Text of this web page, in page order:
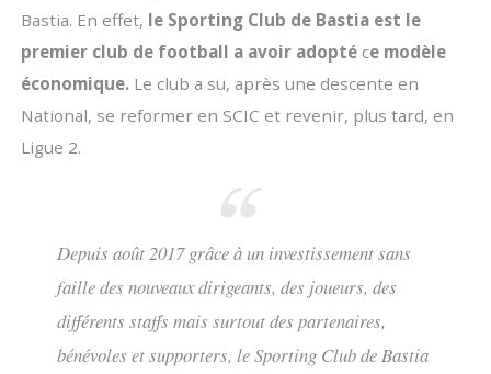
Bastia. En effet, le Sporting Club de Bastia est le
premier club de football a avoir adopté ce modèle
économique. Le club a su, après une descente en
National, se reformer en SCIC et revenir, plus tard, en
Ligue 2.
Depuis août 2017 grâce à un investissement sans
faille des nouveaux dirigeants, des joueurs, des
différents staffs mais surtout des partenaires,
bénévoles et supporters, le Sporting Club de Bastia